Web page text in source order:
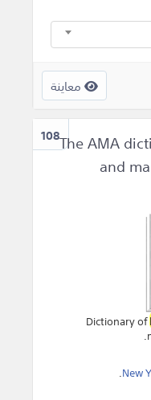
معاينة
108
and
Dictionary of
New
.